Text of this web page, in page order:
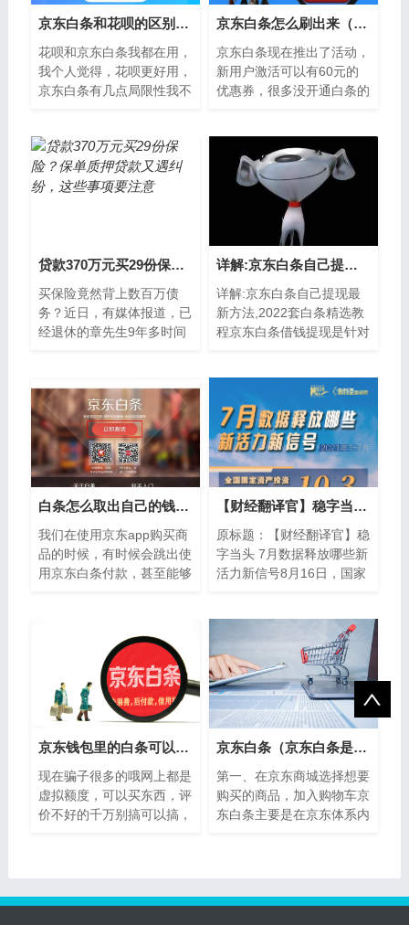
京东白条和花呗的区别（开通京东白条靠谱吗）
花呗和京东白条我都在用，
我个人觉得，花呗更好用，
京东白条有几点局限性我不
本都支持微...
京东白条怎么刷出来（京东白条如何自己套出来）
京东白条现在推出了活动，
新用户激活可以有60元的
优惠券，很多没开通白条的
套出来呢?相信...
贷款370万元买29份保险？保单质押贷款又遇纠纷，这些事项要注意
买保险竟然背上数百万债
务？近日，有媒体报道，已
经退休的章先生9年多时间
万元，不仅掏空400
详解:京东白条自己提现最新方法,2022套白条精选教程
详解:京东白条自己提现最
新方法,2022套白条精选教
程京东白条借钱提现是针对
能看到白条取现的
白条怎么取出自己的钱（怎么样开通京东白条提现）
我们在使用京东app购买商
品的时候，有时候会跳出使
用京东白条付款，甚至能够
【财经翻译官】稳字当头 7月数据释放哪些新活力新信号
原标题：【财经翻译官】稳
字当头 7月数据释放哪些新
活力新信号8月16日，国家
京东钱包里的白条可以套取现金吗？
现在骗子很多的哦网上都是
虚拟额度，可以买东西，评
价不好的千万别搞可以搞，
京东白条（京东白条是什么意思）
第一、在京东商城选择想要
购买的商品，加入购物车京
东白条主要是在京东体系内